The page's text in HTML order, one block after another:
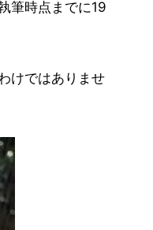
筆時点までに19
けではありませ